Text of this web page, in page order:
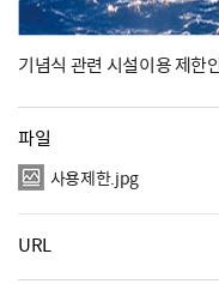
기념식 관련 시설이용 제
파일
사용제한.jpg
URL